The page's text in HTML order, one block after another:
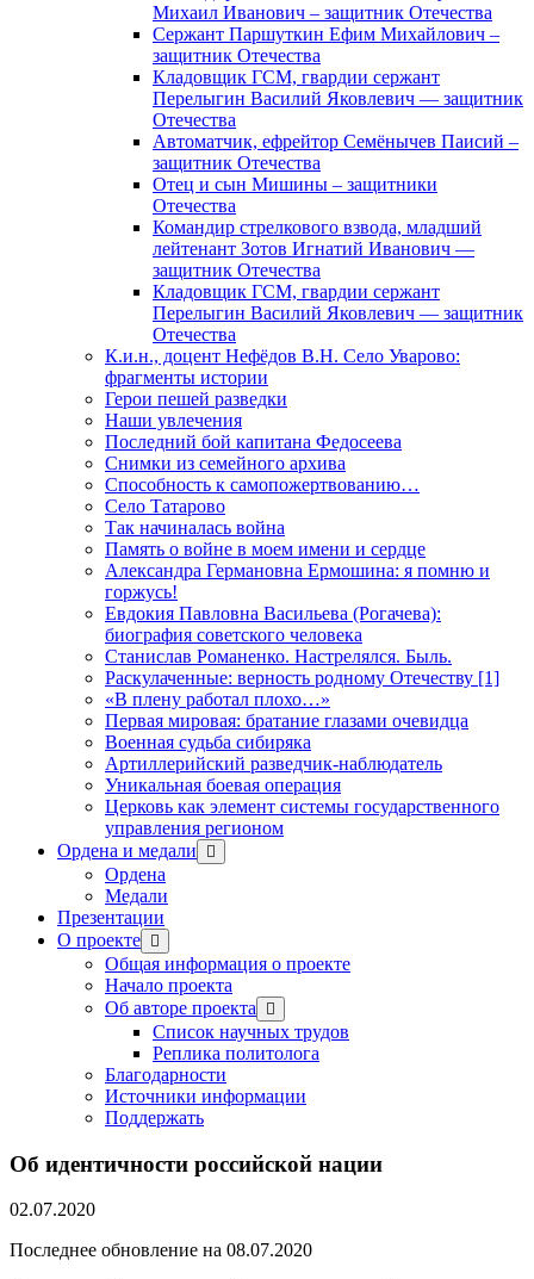
Михаил Иванович – защитник Отечества
Сержант Паршуткин Ефим Михайлович –
защитник Отечества
Кладовщик ГСМ, гвардии сержант
Перелыгин Василий Яковлевич — защитник
Отечества
Автоматчик, ефрейтор Семёнычев Паисий –
защитник Отечества
Отец и сын Мишины – защитники
Отечества
Командир стрелкового взвода, младший
лейтенант Зотов Игнатий Иванович —
защитник Отечества
Кладовщик ГСМ, гвардии сержант
Перелыгин Василий Яковлевич — защитник
Отечества
К.и.н., доцент Нефёдов В.Н. Село Уварово:
фрагменты истории
Герои пешей разведки
Наши увлечения
Последний бой капитана Федосеева
Снимки из семейного архива
Способность к самопожертвованию…
Село Татарово
Так начиналась война
Память о войне в моем имени и сердце
Александра Германовна Ермошина: я помню и
горжусь!
Евдокия Павловна Васильева (Рогачева):
биография советского человека
Станислав Романенко. Настрелялся. Быль.
Раскулаченные: верность родному Отечеству [1]
«В плену работал плохо…»
Первая мировая: братание глазами очевидца
Военная судьба сибиряка
Артиллерийский разведчик-наблюдатель
Уникальная боевая операция
Церковь как элемент системы государственного
управления регионом
Ордена и медали
открыть
меню
Ордена
Медали
Презентации
О проекте открыть
меню
Общая информация о проекте
Начало проекта
Об авторе проекта
открыть
меню
Список научных трудов
Реплика политолога
Благодарности
Источники информации
Поддержать
Об идентичности российской нации
02.07.2020
Последнее обновление на 08.07.2020